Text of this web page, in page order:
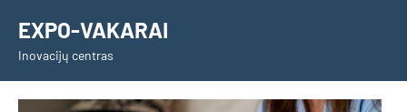
content
EXPO-VAKARAI
Inovacijų centras